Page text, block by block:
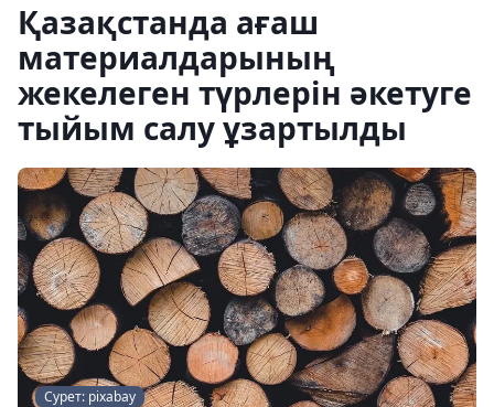
Қазақстанда ағаш
материалдарының
жекелеген түрлерін әкетуге
тыйым салу ұзартылды
Сурет: pixabay